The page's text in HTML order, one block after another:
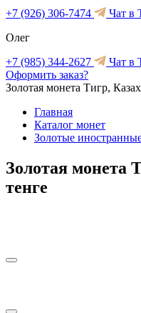
+7 (926) 306-7474
Чат в
Олег
+7 (985) 344-2627
Чат в
Оформить заказ?
Золотая монета Тигр,
Главная
Каталог монет
Золотые
Золотая монета
тенге